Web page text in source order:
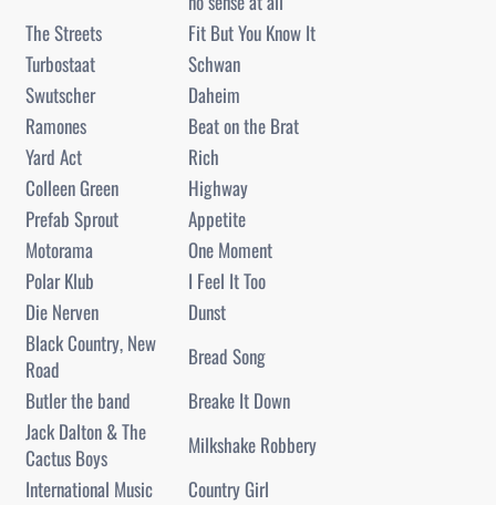
The Streets
Fit But You Know It
Turbostaat
Schwan
Swutscher
Daheim
Ramones
Beat on the Brat
Yard Act
Rich
Colleen Green
Highway
Prefab Sprout
Appetite
Motorama
One Moment
Polar Klub
I Feel It Too
Die Nerven
Dunst
Black Country, New
Road
Bread Song
Butler the band
Breake It Down
Jack Dalton & The
Cactus Boys
Milkshake Robbery
International Music
Country Girl